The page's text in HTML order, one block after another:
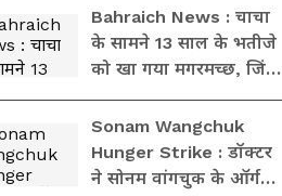
'वनवास' पर भेजा
Bahraich News : चाचा
के सामने 13 साल के भतीजे
को खा गया मगरमच्छ, जिंदा
ही लील लिया!
Sonam Wangchuk
Hunger Strike : डॉक्टर
ने सोनम वांगचुक के ऑर्गन